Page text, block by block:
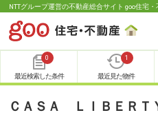
NTTグループ運営の不動産総合サイト goo住宅・
0
最近検索した条件
1
最近見た物件
ＣＡＳＡ ＬＩＢＥＲ